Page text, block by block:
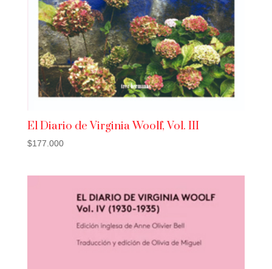
El Diario de Virginia Woolf, Vol. III
$177.000